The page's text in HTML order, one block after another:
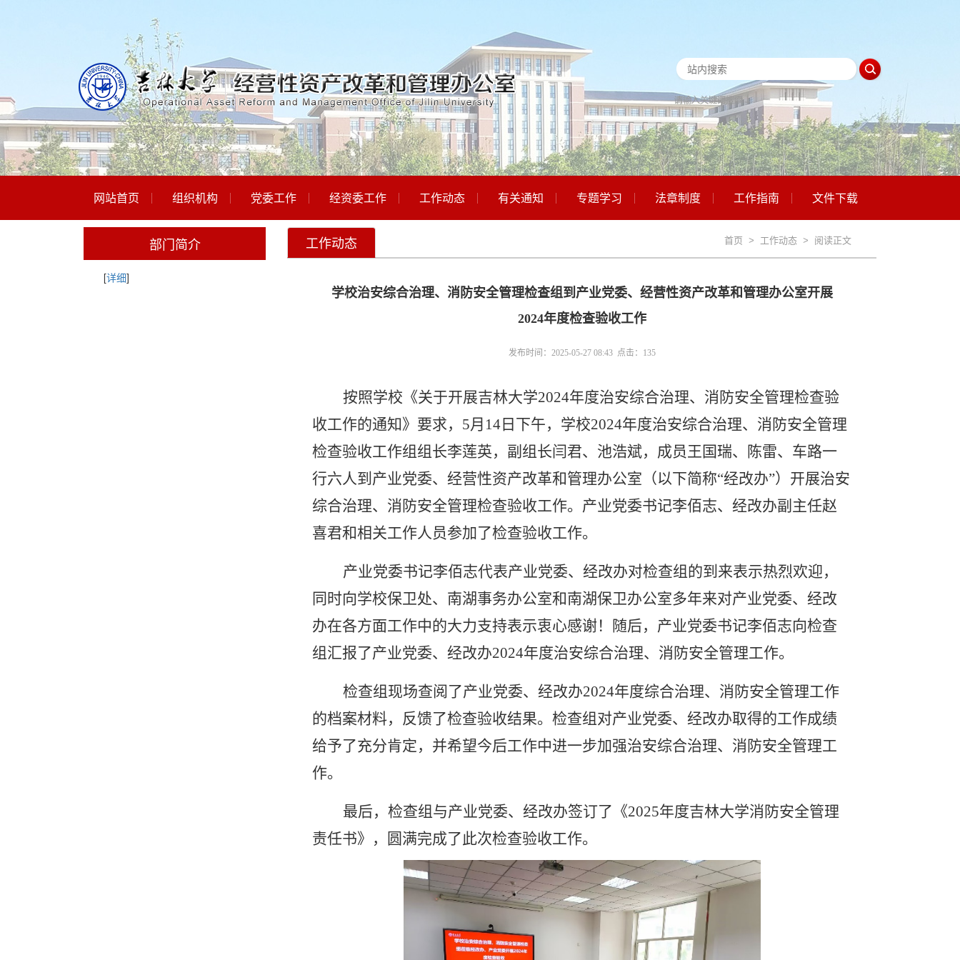
网站首页 组织机构 党委工作 经资委工作 工作动态 有关通知 专题学习 法章制度 工作指南 文件下载
部门简介
[详细]
首页 > 工作动态 > 阅读正文
工作动态
学校治安综合治理、消防安全管理检查组到产业党委、经营性资产改革和管理办公室开展
2024年度检查验收工作
发布时间：2025-05-27 08:43 点击： 135
按照学校《关于开展吉林大学2024年度治安综合治理、消防安全管理检查验
收工作的通知》要求，5月14日下午，学校2024年度治安综合治理、消防安全管理
检查验收工作组组长李莲英，副组长闫君、池浩斌，成员王国瑞、陈雷、车路一
行六人到产业党委、经营性资产改革和管理办公室（以下简称“经改办”）开展治安
综合治理、消防安全管理检查验收工作。产业党委书记李佰志、经改办副主任赵
喜君和相关工作人员参加了检查验收工作。
产业党委书记李佰志代表产业党委、经改办对检查组的到来表示热烈欢迎，
同时向学校保卫处、南湖事务办公室和南湖保卫办公室多年来对产业党委、经改
办在各方面工作中的大力支持表示衷心感谢！随后，产业党委书记李佰志向检查
组汇报了产业党委、经改办2024年度治安综合治理、消防安全管理工作。
检查组现场查阅了产业党委、经改办2024年度综合治理、消防安全管理工作
的档案材料，反馈了检查验收结果。检查组对产业党委、经改办取得的工作成绩
给予了充分肯定，并希望今后工作中进一步加强治安综合治理、消防安全管理工
作。
最后，检查组与产业党委、经改办签订了《2025年度吉林大学消防安全管理
责任书》，圆满完成了此次检查验收工作。